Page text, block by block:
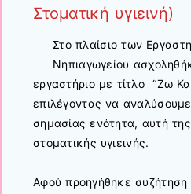
Στοματική υγιεινή)
Στο πλαίσιο των
Νηπιαγωγείου
εργαστήριο με τίτλο “Ζω
επιλέγοντας να
σημασίας ενότητα, αυτή
στοματικής υγιεινής.
Αφού προηγήθηκε συζήτηση